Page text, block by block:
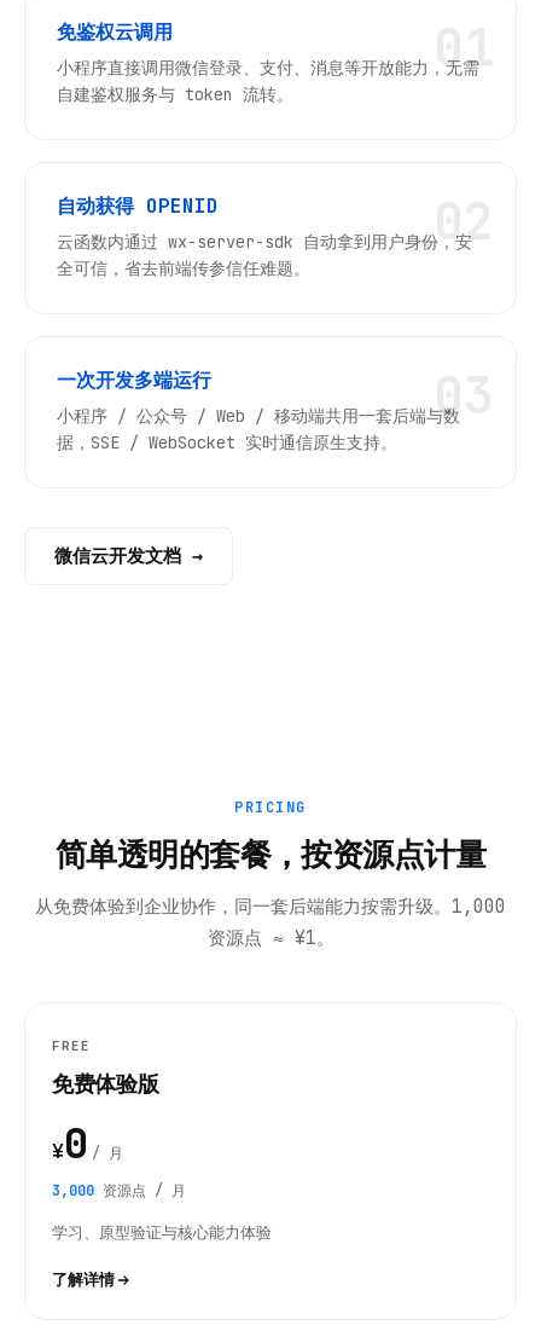
01
免鉴权云调用
小程序直接调用微信登录、支付、消息等开放能力，无需
自建鉴权服务与 token 流转。
02
自动获得 OPENID
云函数内通过 wx-server-sdk 自动拿到用户身份，安
全可信，省去前端传参信任难题。
0
一次开发多端运行
小程序 / 公众号 / Web / 移动端共用一套后端与数
据，SSE / WebSocket 实时通信原生支持。
微信云开发文档 →
PRICING
简单透明的套餐，按资源点计量
从免费体验到企业协作，同一套后端能力按需升级。1,000
资源点 ≈ ¥1。
FREE
免费体验版
¥0 / 月
3,000 资源点 / 月
学习、原型验证与核心能力体验
了解详情